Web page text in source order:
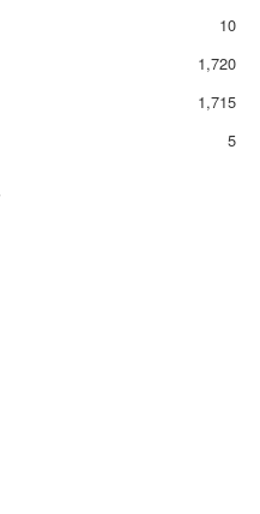
10
1,720
1,715
5